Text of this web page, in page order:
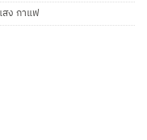
สง กาแฟ